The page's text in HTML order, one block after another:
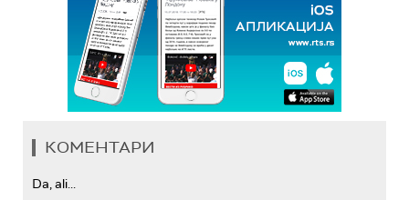
КОМЕНТАРИ
Da, ali...